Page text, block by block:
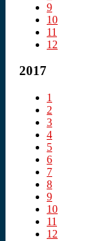
9
10
11
12
2017
1
2
3
4
5
6
7
8
9
10
11
12